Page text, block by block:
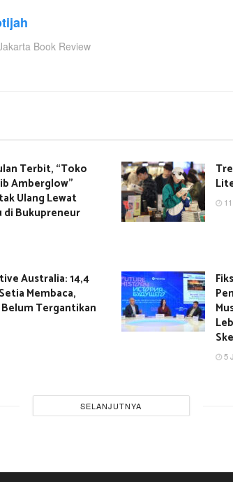
Book Review
Terbit, “Toko
Amberglow”
Ulang Lewat
di Bukupreneur
Australia: 14,4
Membaca,
Tergantikan
5
SELANJUTNYA